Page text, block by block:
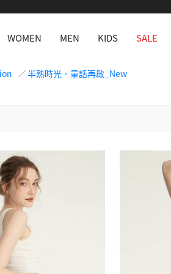
WOMEN MEN KIDS SALE
半熟時光．童話再啟_New